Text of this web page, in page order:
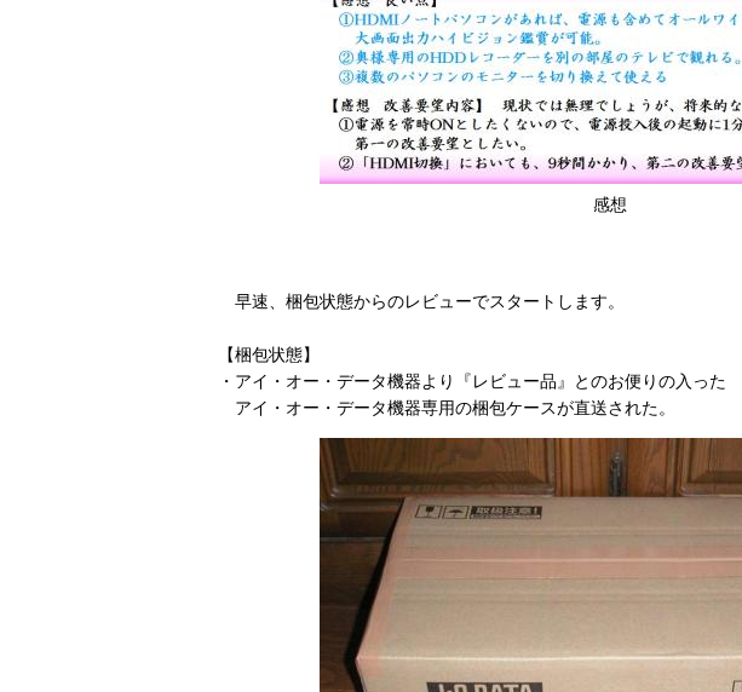
感想
早速、梱包状態からのレビューでスタートします。
【梱包状態】
・アイ・オー・データ機器より『レビュー品』とのお便りの入った
アイ・オー・データ機器専用の梱包ケースが直送された。